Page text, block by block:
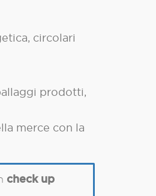
circolari
prodotti,
merce con la
check up